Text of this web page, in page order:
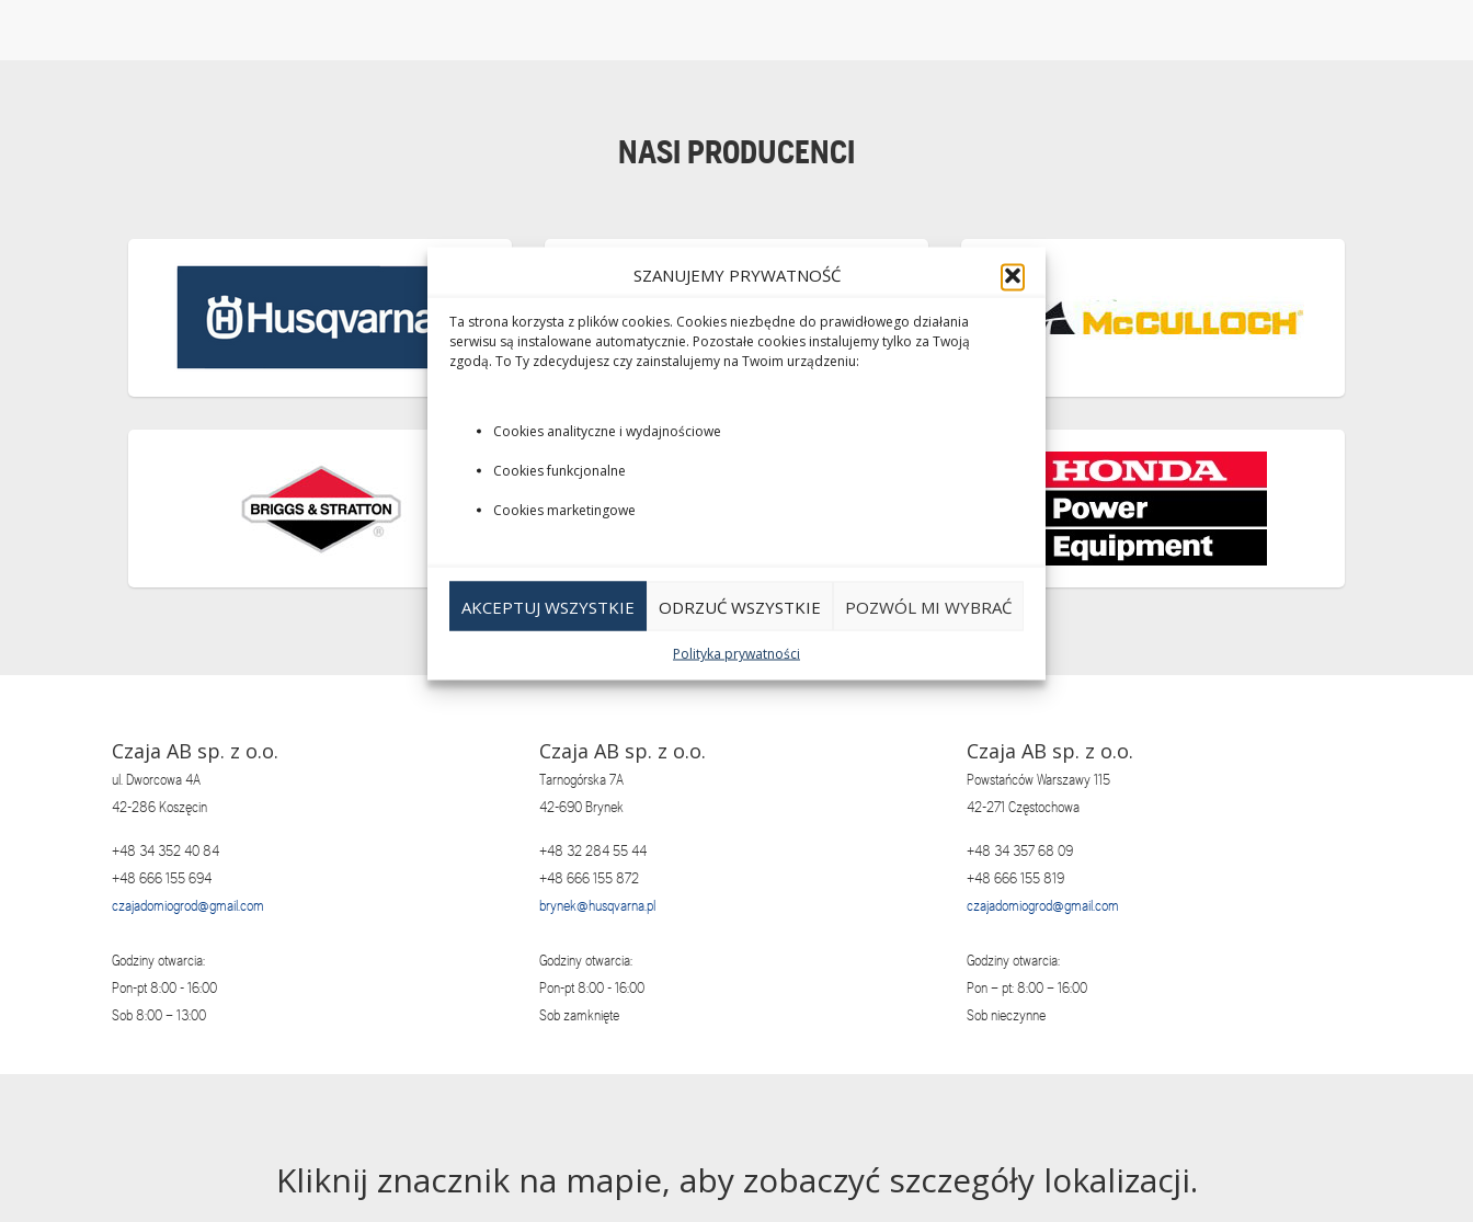
SZANUJEMY PRYWATNOŚĆ
Ta strona korzysta z plików cookies. Cookies niezbędne do prawidłowego działania
serwisu są instalowane automatycznie. Pozostałe cookies instalujemy tylko za Twoją
zgodą. To Ty zdecydujesz czy zainstalujemy na Twoim urządzeniu:
Cookies analityczne i wydajnościowe
Cookies funkcjonalne
Cookies marketingowe
AKCEPTUJ WSZYSTKIE ODRZUĆ WSZYSTKIE POZWÓL MI WYBRAĆ
Polityka prywatności
NASI PRODUCENCI
Czaja AB sp. z o.o.
ul. Dworcowa 4A
42-286 Koszęcin
+48 34 352 40 84
+48 666 155 694
czajadomiogrod@gmail.com
Godziny otwarcia:
Pon-pt 8:00 - 16:00
Sob 8:00 – 13:00
Czaja AB sp. z o.o.
Tarnogórska 7A
42-690 Brynek
+48 32 284 55 44
+48 666 155 872
brynek@husqvarna.pl
Godziny otwarcia:
Pon-pt 8:00 - 16:00
Sob zamknięte
Czaja AB sp. z o.o.
Powstańców Warszawy 115
42-271 Częstochowa
+48 34 357 68 09
+48 666 155 819
czajadomiogrod@gmail.com
Godziny otwarcia:
Pon – pt: 8:00 – 16:00
Sob nieczynne
Kliknij znacznik na mapie, aby zobaczyć szczegóły lokalizacji.